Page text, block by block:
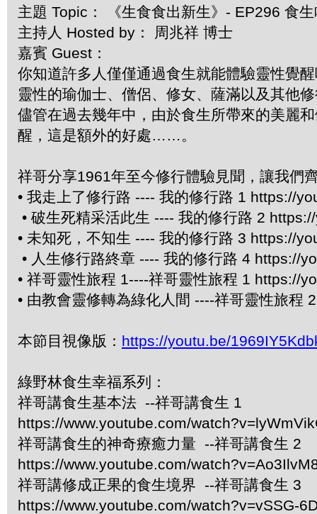
主題 Topic： 《生食食出新生》- EP296 食
主持人 Hosted by： 周兆祥 博士
嘉賓 Guest：
你知道許多人僅僅通過食生就能體驗靈性覺
靈性的瑜伽士、僧侶、修女、薩滿以及其他
儘管在過去幾年中，由於食生所帶來的美麗
醒，這是額外的好處……。
祥哥分享1961年至今修行體驗見聞，讓我們
• 我走上了修行路 ---- 我的修行路 1 https://
• 破生死精采活此生 ---- 我的修行路 2
• 未知死，不知生 ---- 我的修行路 3 https://
• 人生修行路終章 ---- 我的修行路 4 https://
• 祥哥靈性旅程 1----祥哥靈性旅程 1 https://
• 由教會靈修轉為綠化人間 ----祥哥靈性旅程
本節目視像版： https://youtu.be/
綠野林食生幸福系列：
祥哥講食生基本法 --祥哥講食生 1
https://www.youtube.com/
祥哥講食生的神奇療癒力量 --祥哥講食生 2
https://www.youtube.com/
祥哥講修成正果的食生境界 --祥哥講食生 3
https://www.youtube.com/watch?v=vSSG-